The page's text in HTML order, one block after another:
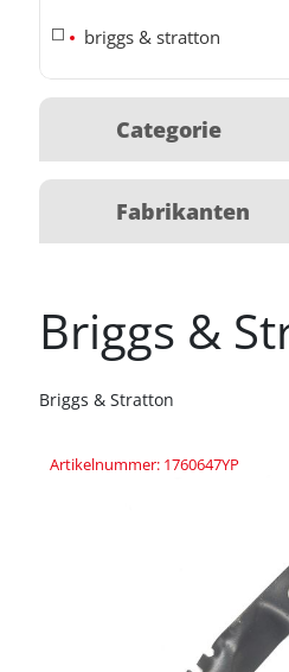
briggs & stratton
Categorie
Fabrikanten
Briggs &
Briggs & Stratton
Artikelnummer: 1760647YP